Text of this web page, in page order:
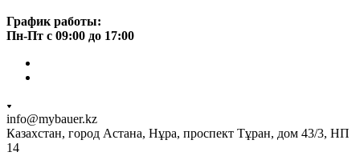
График работы:
Пн-Пт с 09:00 до 17:00
info@mybauer.kz
Казахстан, город Астана, Нұра, проспект Тұран, дом 43/3, НП
14